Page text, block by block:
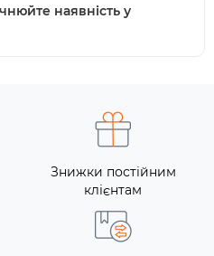
наявність у
Знижки постійним
клієнтам